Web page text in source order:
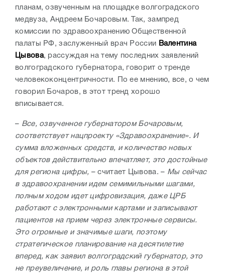
планам, озвученным на площадке волгоградского
медвуза, Андреем Бочаровым. Так, зампред
комиссии по здравоохранению Общественной
палаты РФ, заслуженный врач России Валентина
Цывова, рассуждая на тему последних заявлений
волгоградского губернатора, говорит о тренде
человекоконцентричности. По ее мнению, все, о чем
говорил Бочаров, в этот тренд хорошо
вписывается.
– Все, озвученное губернатором Бочаровым,
соответствует нацпроекту «Здравоохранение». И
сумма вложенных средств, и количество новых
объектов действительно впечатляет, это достойные
для региона цифры, – считает Цывова. – Мы сейчас
в здравоохранении идем семимильными шагами,
полным ходом идет цифровизация, даже ЦРБ
работают с электронными картами и записывают
пациентов на прием через электронные сервисы.
Это огромные и значимые шаги, поэтому
стратегическое планирование на десятилетие
вперед, как заявил волгоградский губернатор, это
не преувеличение, и роль главы региона в этой